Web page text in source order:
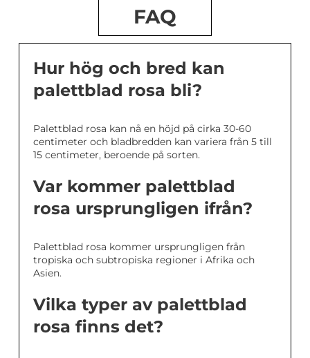
FAQ
Hur hög och bred kan
palettblad rosa bli?
Palettblad rosa kan nå en höjd på cirka 30-60
centimeter och bladbredden kan variera från 5 till
15 centimeter, beroende på sorten.
Var kommer palettblad
rosa ursprungligen ifrån?
Palettblad rosa kommer ursprungligen från
tropiska och subtropiska regioner i Afrika och
Asien.
Vilka typer av palettblad
rosa finns det?